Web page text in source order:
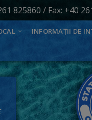
825860 / Fax: +40
INFORMAȚII DE